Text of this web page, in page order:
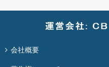
会社概要